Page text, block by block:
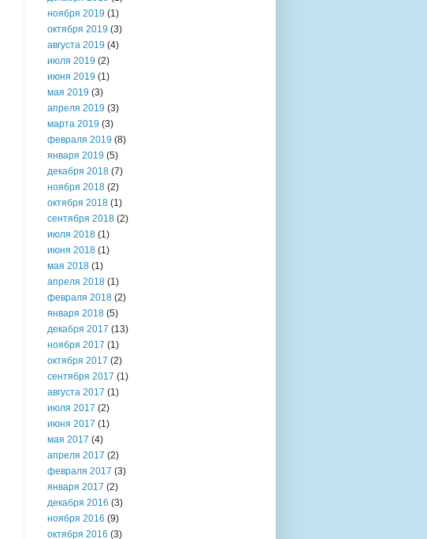
ноября 2019 (1)
октября 2019 (3)
августа 2019 (4)
июля 2019 (2)
июня 2019 (1)
мая 2019 (3)
апреля 2019 (3)
марта 2019 (3)
февраля 2019 (8)
января 2019 (5)
декабря 2018 (7)
ноября 2018 (2)
октября 2018 (1)
сентября 2018 (2)
июля 2018 (1)
июня 2018 (1)
мая 2018 (1)
апреля 2018 (1)
февраля 2018 (2)
января 2018 (5)
декабря 2017 (13)
ноября 2017 (1)
октября 2017 (2)
сентября 2017 (1)
августа 2017 (1)
июля 2017 (2)
июня 2017 (1)
мая 2017 (4)
апреля 2017 (2)
февраля 2017 (3)
января 2017 (2)
декабря 2016 (3)
ноября 2016 (9)
октября 2016 (3)